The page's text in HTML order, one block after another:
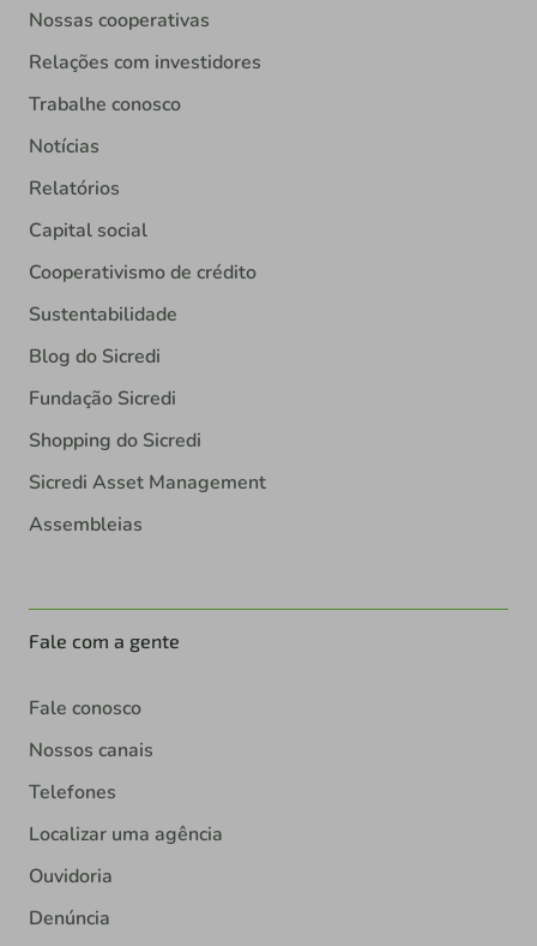
Nossas cooperativas
Relações com investidores
Trabalhe conosco
Notícias
Relatórios
Capital social
Cooperativismo de crédito
Sustentabilidade
Blog do Sicredi
Fundação Sicredi
Shopping do Sicredi
Sicredi Asset Management
Assembleias
Fale com a gente
Fale conosco
Nossos canais
Telefones
Localizar uma agência
Ouvidoria
Denúncia